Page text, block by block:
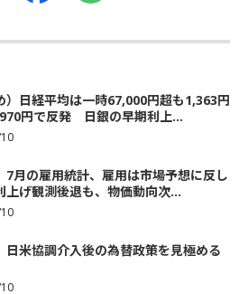
）日経平均は一時67,000円超も1,363円
円で反発 日銀の早期利上...
7月の雇用統計、雇用は市場予想に反し
上げ観測後退も、物価動向次...
日米協調介入後の為替政策を見極める